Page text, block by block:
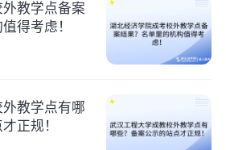
教学点备案
得考虑！
教学点有哪
正规！